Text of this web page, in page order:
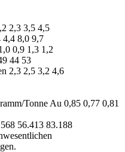
2,3 3,5 4,5
4,4 8,0 9,7
0,9 1,3 1,2
44 53
2,3 2,5 3,2 4,6
Tonne Au 0,85 0,77 0,81
56.413 83.188